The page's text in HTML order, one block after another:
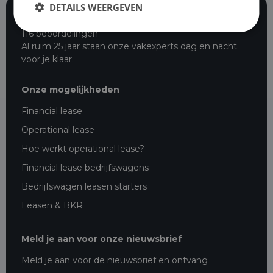
116 beoordelingen
Al ruim 25 jaar staan onze vakexperts dag en nacht
voor je klaar.
Onze mogelijkheden
Financial lease
Operational lease
Hoe werkt operational lease?
Financial lease bedrijfswagens
Bedrijfswagen leasen starters
Leasen & BKR
Meld je aan voor onze nieuwsbrief
Meld je aan voor de nieuwsbrief en ontvang
DETAILS WEERGEVEN